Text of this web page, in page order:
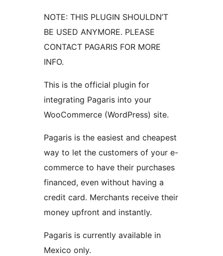
NOTE: THIS PLUGIN SHOULDN’T
BE USED ANYMORE. PLEASE
CONTACT PAGARIS FOR MORE
INFO.
This is the official plugin for
integrating Pagaris into your
WooCommerce (WordPress) site.
Pagaris is the easiest and cheapest
way to let the customers of your e-
commerce to have their purchases
financed, even without having a
credit card. Merchants receive their
money upfront and instantly.
Pagaris is currently available in
Mexico only.